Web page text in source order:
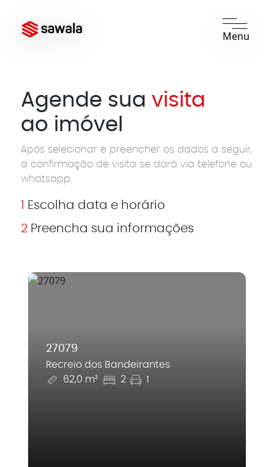
Menu
Agende suavisita
ao imóvel
Após selecionar e preencher os dados a seguir,
a confirmação de visita se dará via telefone ou
whatsapp.
Escolha data e horário
2 Preencha sua informações
27079
Recreio dos Bandeirantes
62,0 m²
2 1